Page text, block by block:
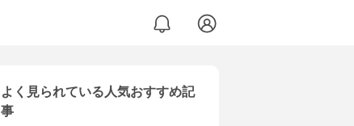
よく見られている人気おすすめ記
事